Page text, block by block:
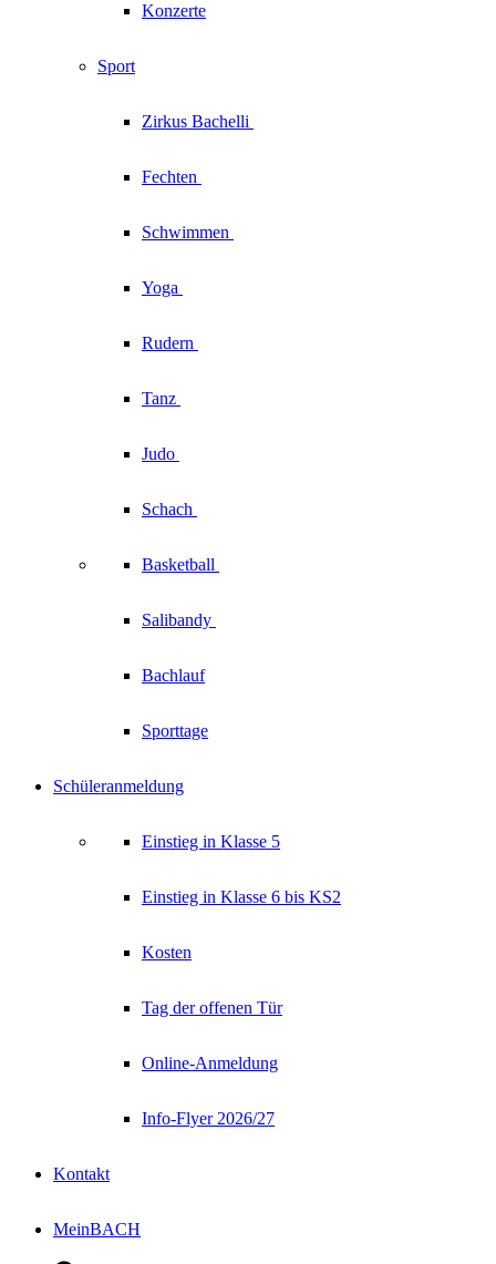
Konzerte
Sport
Zirkus Bachelli
Fechten
Schwimmen
Yoga
Rudern
Tanz
Judo
Schach
Basketball
Salibandy
Bachlauf
Sporttage
Schüleranmeldung
Einstieg in Klasse 5
Einstieg in Klasse 6 bis KS2
Kosten
Tag der offenen Tür
Online-Anmeldung
Info-Flyer 2026/27
Kontakt
MeinBACH